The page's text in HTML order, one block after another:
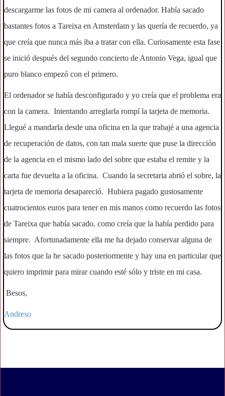
descargarme las fotos de mi camera al ordenador. Había sacado
bastantes fotos a Tareixa en Amsterdam y las quería de recuerdo, ya
que creía que nunca más iba a tratar con ella. Curiosamente esta fase
se inició después del segundo concierto de Antonio Vega, igual que
puro blanco empezó con el primero.
El ordenador se había desconfigurado y yo creía que el problema era
con la camera. Intentando arreglarla rompí la tarjeta de memoria.
Llegué a mandarla desde una oficina en la que trabajé a una agencia
de recuperación de datos, con tan mala suerte que puse la dirección
de la agencia en el mismo lado del sobre que estaba el remite y la
carta fue devuelta a la oficina. Cuando la secretaria abrió el sobre, la
tarjeta de memoria desapareció. Hubiera pagado gustosamente
cuatrocientos euros para tener en mis manos como recuerdo las fotos
de Tareixa que había sacado, como creía que la había perdido para
siempre. Afortunadamente ella me ha dejado conservar alguna de
las fotos que la he sacado posteriormente y hay una en particular que
quiero imprimir para mirar cuando esté sólo y triste en mi casa.
Besos,
Andreso